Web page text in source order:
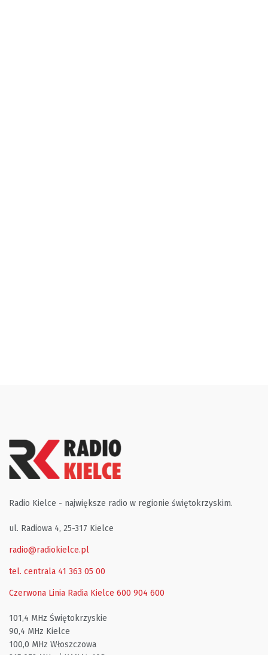
Radio Kielce - największe radio w regionie świętokrzyskim.
ul. Radiowa 4, 25-317 Kielce
radio@radiokielce.pl
tel. centrala 41 363 05 00
Czerwona Linia Radia Kielce 600 904 600
101,4 MHz Świętokrzyskie
90,4 MHz Kielce
100,0 MHz Włoszczowa